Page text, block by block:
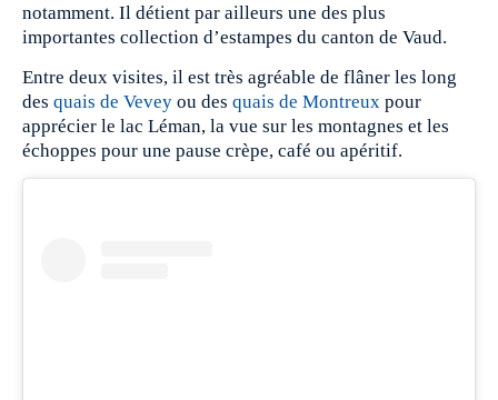
notamment. Il détient par ailleurs une des plus
importantes collection d’estampes du canton de Vaud.
Entre deux visites, il est très agréable de flâner les long
des quais de Vevey ou des quais de Montreux pour
apprécier le lac Léman, la vue sur les montagnes et les
échoppes pour une pause crèpe, café ou apéritif.